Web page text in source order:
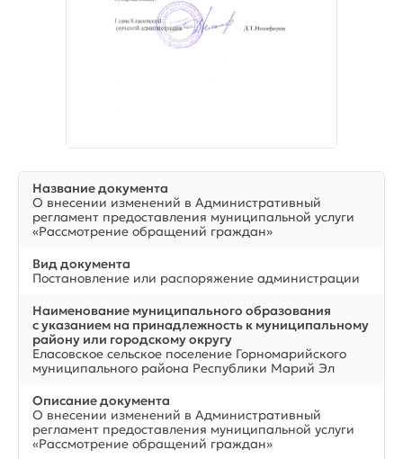
Название документа
О внесении изменений в Административный
регламент предоставления муниципальной услуги
«Рассмотрение обращений граждан»
Вид документа
Постановление или распоряжение администрации
Наименование муниципального образования
с указанием на принадлежность к муниципальному
району или городскому округу
Еласовское сельское поселение Горномарийского
муниципального района Республики Марий Эл
Описание документа
О внесении изменений в Административный
регламент предоставления муниципальной услуги
«Рассмотрение обращений граждан»